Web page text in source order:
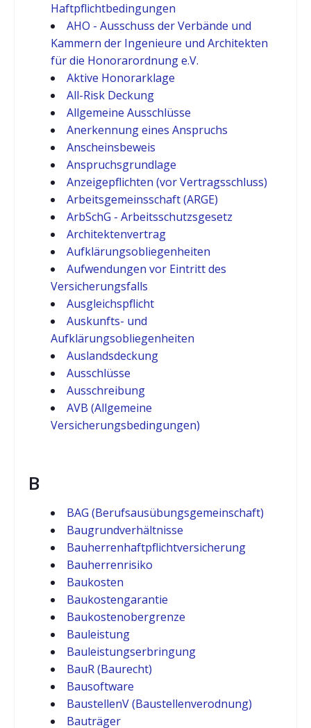
Haftpflichtbedingungen
AHO - Ausschuss der Verbände und
Kammern der Ingenieure und Architekten
für die Honorarordnung e.V.
Aktive Honorarklage
All-Risk Deckung
Allgemeine Ausschlüsse
Anerkennung eines Anspruchs
Anscheinsbeweis
Anspruchsgrundlage
Anzeigepflichten (vor Vertragsschluss)
Arbeitsgemeinsschaft (ARGE)
ArbSchG - Arbeitsschutzsgesetz
Architektenvertrag
Aufklärungsobliegenheiten
Aufwendungen vor Eintritt des
Versicherungsfalls
Ausgleichspflicht
Auskunfts- und
Aufklärungsobliegenheiten
Auslandsdeckung
Ausschlüsse
Ausschreibung
AVB (Allgemeine
Versicherungsbedingungen)
B
BAG (Berufsausübungsgemeinschaft)
Baugrundverhältnisse
Bauherrenhaftpflichtversicherung
Bauherrenrisiko
Baukosten
Baukostengarantie
Baukostenobergrenze
Bauleistung
Bauleistungserbringung
BauR (Baurecht)
Bausoftware
BaustellenV (Baustellenverodnung)
Bauträger